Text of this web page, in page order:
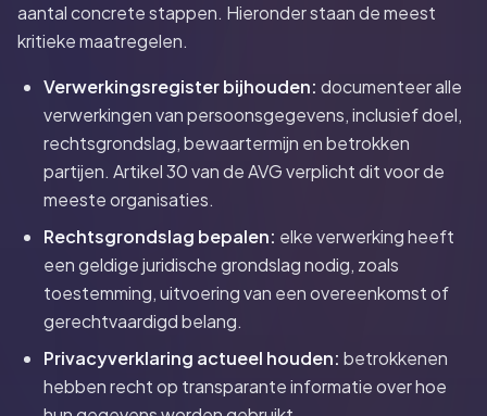
aantal concrete stappen. Hieronder staan de meest
kritieke maatregelen.
Verwerkingsregister bijhouden: documenteer alle
verwerkingen van persoonsgegevens, inclusief doel,
rechtsgrondslag, bewaartermijn en betrokken
partijen. Artikel 30 van de AVG verplicht dit voor de
meeste organisaties.
Rechtsgrondslag bepalen: elke verwerking heeft
een geldige juridische grondslag nodig, zoals
toestemming, uitvoering van een overeenkomst of
gerechtvaardigd belang.
Privacyverklaring actueel houden: betrokkenen
hebben recht op transparante informatie over hoe